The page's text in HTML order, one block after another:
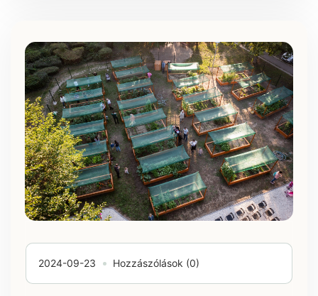
2024-09-23 Hozzászólások (0)